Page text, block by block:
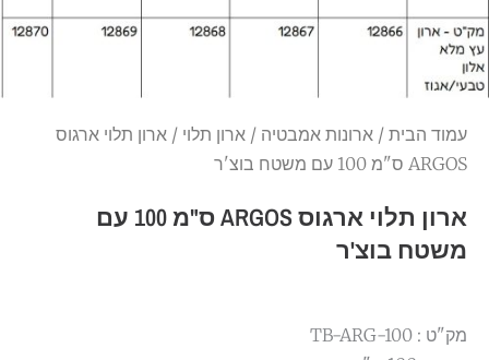
עמוד הבית / ארונות אמבטיה / ארון תלוי / ארון תלוי ארגוס
ARGOS ס"מ 100 עם משטח בוצ'ר
ארון תלוי ארגוס ARGOS ס"מ 100 עם
משטח בוצ'ר
מק"ט : TB-ARG-100